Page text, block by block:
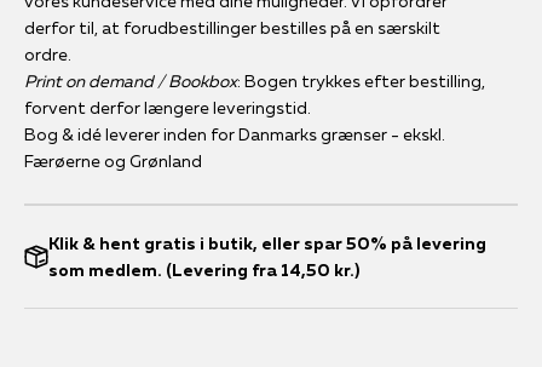
derfor til, at forudbestillinger bestilles på en særskilt
ordre.
Print on demand / Bookbox: Bogen trykkes efter bestilling,
forvent derfor længere leveringstid.
Bog & idé leverer inden for Danmarks grænser - ekskl.
Færøerne og Grønland
Klik & hent gratis i butik, eller spar 50% på levering
som medlem. (Levering fra 14,50 kr.)